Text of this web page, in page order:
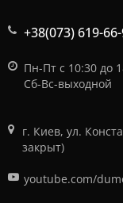
+38(073) 619-
Пн-Пт с 10:30 до
Сб-Вс-выходной
г. Киев, ул.
закрыт)
youtube.com/